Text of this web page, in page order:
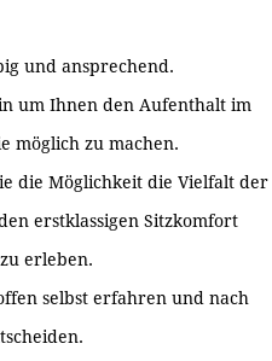
und ansprechend.
um Ihnen den Aufenthalt im
möglich zu machen.
die Möglichkeit die Vielfalt der
erstklassigen Sitzkomfort
erleben.
selbst erfahren und nach